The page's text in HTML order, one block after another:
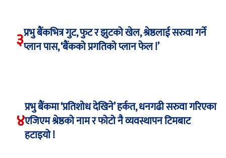
३प्रभु बैंकभित्र गुट, फुट र झुटको खेल, श्रेष्ठलाई सरुवा गर्ने
प्लान पास, ‘बैंकको प्रगतिको प्लान फेल !’
४
प्रभु बैंकमा ‘प्रतिशोध देखिने’ हर्कत, धनगढी सरुवा गरिएका
एजिएम श्रेष्ठको नाम र फोटो नै व्यवस्थापन टिमबाट
हटाइयो !